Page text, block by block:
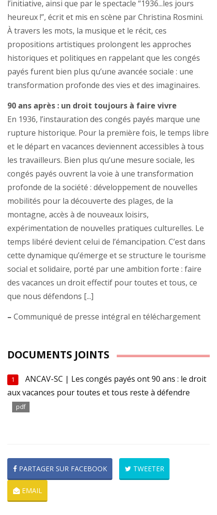
l’initiative, ainsi que par le spectacle “1936...les jours
heureux !”, écrit et mis en scène par Christina Rosmini.
À travers les mots, la musique et le récit, ces
propositions artistiques prolongent les approches
historiques et politiques en rappelant que les congés
payés furent bien plus qu’une avancée sociale : une
transformation profonde des vies et des imaginaires.
90 ans après : un droit toujours à faire vivre
En 1936, l’instauration des congés payés marque une
rupture historique. Pour la première fois, le temps libre
et le départ en vacances deviennent accessibles à tous
les travailleurs. Bien plus qu’une mesure sociale, les
congés payés ouvrent la voie à une transformation
profonde de la société : développement de nouvelles
mobilités pour la découverte des plages, de la
montagne, accès à de nouveaux loisirs,
expérimentation de nouvelles pratiques culturelles. Le
temps libéré devient celui de l’émancipation. C’est dans
cette dynamique qu’émerge et se structure le tourisme
social et solidaire, porté par une ambition forte : faire
des vacances un droit effectif pour toutes et tous, ce
que nous défendons [...]
– Communiqué de presse intégral en téléchargement
DOCUMENTS JOINTS
1
ANCAV-SC | Les congés payés ont 90 ans : le droit
aux vacances pour toutes et tous reste à défendre
pdf
PARTAGER SUR FACEBOOK TWEETER
EMAIL